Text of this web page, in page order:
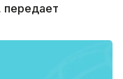
передает